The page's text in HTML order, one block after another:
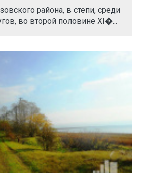
района, в степи, среди
во второй половине ХI�...